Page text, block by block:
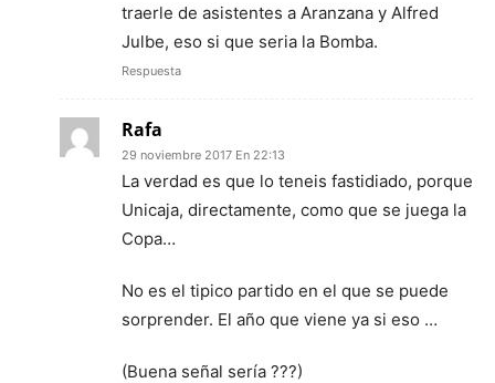
traerle de asistentes a Aranzana y Alfred
Julbe, eso si que seria la Bomba.
Respuesta
Rafa
29 noviembre 2017 En 22:13
La verdad es que lo teneis fastidiado, porque
Unicaja, directamente, como que se juega la
Copa…
No es el tipico partido en el que se puede
sorprender. El año que viene ya si eso …
(Buena señal sería ???)